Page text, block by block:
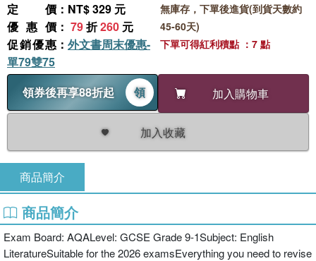
定價 ：NT$ 329 元
優惠價 ： 79折260 元
促銷優惠 ： 外文書周末優惠-
單79雙75
領券後再享88折起
領 加入購物車
加入收藏
無庫存，下單後進貨(到貨天數約
45-60天)
下單可得紅利積點 ：7 點
商品簡介
商品簡介
Exam Board: AQALevel: GCSE Grade 9-1Subject: English
LiteratureSuitable for the 2026 examsEverything you need to revise